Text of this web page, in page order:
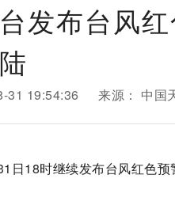
发布台风
31 19:54:36 来源： 中国
日18时继续发布台风红色预